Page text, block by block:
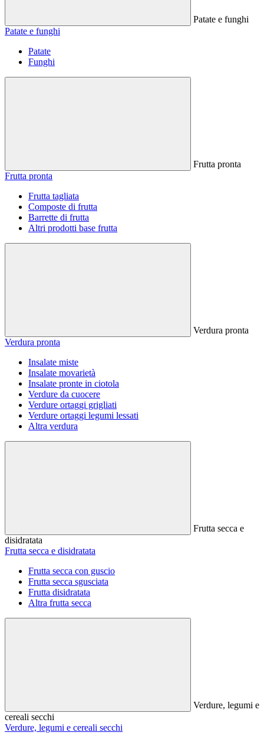
Patate e funghi
Patate e funghi
Patate
Funghi
Frutta pronta
Frutta pronta
Frutta tagliata
Composte di frutta
Barrette di frutta
Altri prodotti base frutta
Verdura pronta
Verdura pronta
Insalate miste
Insalate movarietà
Insalate pronte in ciotola
Verdure da cuocere
Verdure ortaggi grigliati
Verdure ortaggi legumi lessati
Altra verdura
Frutta secca e
disidratata
Frutta secca e disidratata
Frutta secca con guscio
Frutta secca sgusciata
Frutta disidratata
Altra frutta secca
Verdure, legumi e
cereali secchi
Verdure, legumi e cereali secchi